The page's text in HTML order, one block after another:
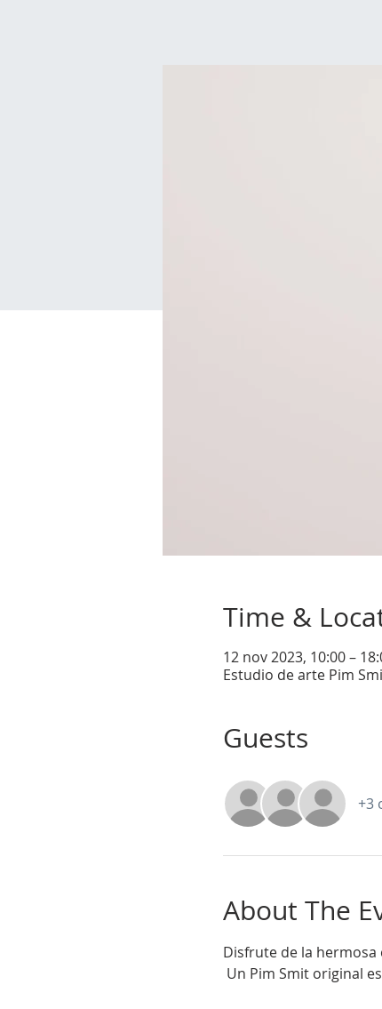
Time &
12 nov 2023, 10:00 –
Estudio de arte Pim
Guests
+3
About The
Disfrute de la
Un Pim Smit original